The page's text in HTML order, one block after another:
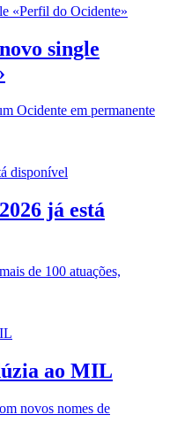
single
Ocidente em permanente
já está
de 100 atuações,
ao MIL
novos nomes de